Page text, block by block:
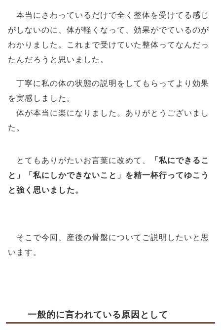
本当にさわっているだけで全く整体を受けてる感じ
がしないのに、体が軽くなって、効果がでているのが
わかりました。
これまで受けていた整体ってなんだっ
たんだろう と思いました。
丁寧に私の体の状態の説明をしてもらってより効果
を実感 しました。
体が本当に楽になりました。ありがとうございまし
た。
とてもありがたいお言葉に改めて、 「 私にできるこ
と」「私にしかできないこと」を精一杯行ってゆこう
と強く思いました。
そこで今回、産後の骨盤についてご説明したいと思
います。
一般的に言われている原因として